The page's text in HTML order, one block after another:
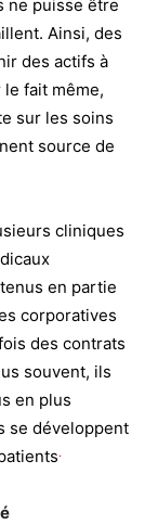
ne puisse être
Ainsi, des
des actifs à
fait même,
sur les soins
source de
cliniques
en partie
corporatives
des contrats
souvent, ils
en plus
se développent
.